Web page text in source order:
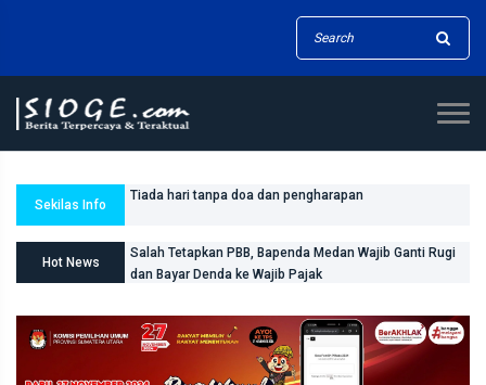
Sekilas Info
Tiada hari tanpa doa dan pengharapan
Hot News
Masyarakat Sudah Resah, Rico Waas Harus Serius
dan Bayar Denda ke Wajib Pajak